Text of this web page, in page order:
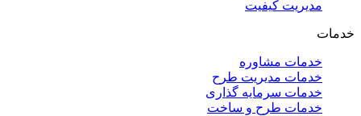
مدیریت کیفیت
خدمات
خدمات مشاوره
خدمات مدیریت طرح
خدمات سرمایه گذاری
خدمات طرح و ساخت